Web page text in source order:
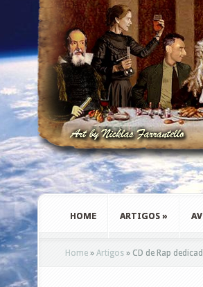
HOME ARTIGOS »
Home » Artigos » CD de Rap